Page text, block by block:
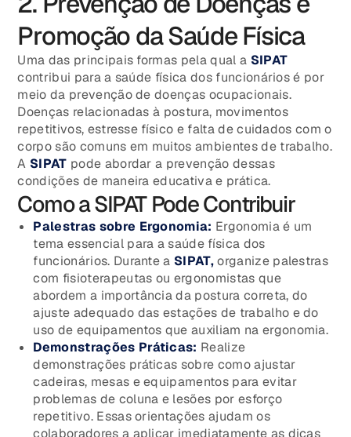
Promoção da Saúde Física
Uma das principais formas pela qual a SIPAT
contribui para a saúde física dos funcionários é por
meio da prevenção de doenças ocupacionais.
Doenças relacionadas à postura, movimentos
repetitivos, estresse físico e falta de cuidados com o
corpo são comuns em muitos ambientes de trabalho.
A SIPAT pode abordar a prevenção dessas
condições de maneira educativa e prática.
Como a SIPAT Pode Contribuir
Palestras sobre Ergonomia: Ergonomia é um
tema essencial para a saúde física dos
funcionários. Durante a SIPAT,organize palestras
com fisioterapeutas ou ergonomistas que
abordem a importância da postura correta, do
ajuste adequado das estações de trabalho e do
uso de equipamentos que auxiliam na ergonomia.
Demonstrações Práticas: Realize
demonstrações práticas sobre como ajustar
cadeiras, mesas e equipamentos para evitar
problemas de coluna e lesões por esforço
repetitivo. Essas orientações ajudam os